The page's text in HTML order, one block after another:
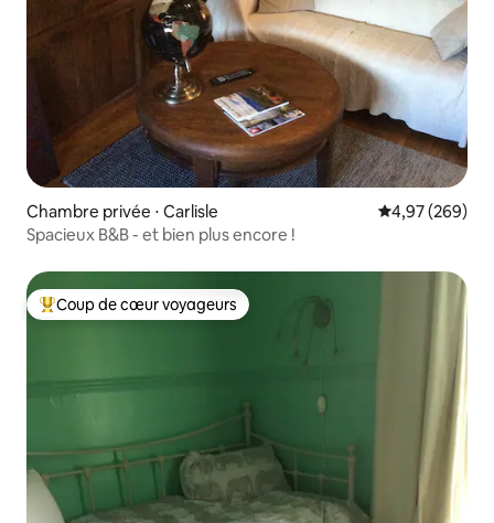
Chambre privée ⋅ Carlisle Évaluation
4,97 (269)
Spacieux B&B - et bien plus encore !
Coups de cœur voyageurs les plus appréciés
Coup de cœur voyageurs